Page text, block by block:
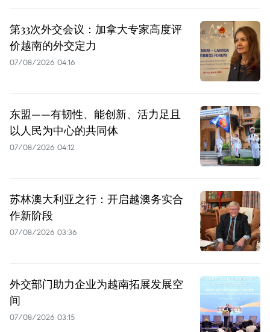
第33次外交会议：加拿大专家高度评
价越南的外交定力
07/08/2026 04:16
东盟——有韧性、能创新、活力足且
以人民为中心的共同体
07/08/2026 04:12
苏林澳大利亚之行：开启越澳务实合
作新阶段
07/08/2026 03:36
外交部门助力企业为越南拓展发展空
间
07/08/2026 03:15